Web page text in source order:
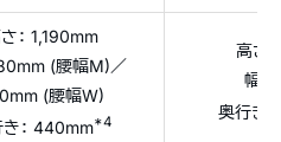
： 1,190mm
(腰幅M)／
(腰幅W)
： 440mm*4
高さ
幅：
奥行き